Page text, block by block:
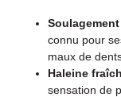
connu pour
maux de
Haleine
sensation de